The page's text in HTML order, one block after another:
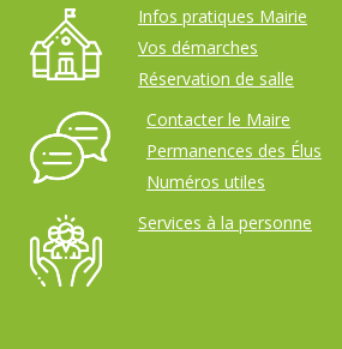
Infos pratiques Mairie
Vos démarches
Réservation de salle
Contacter le Maire
Permanences des Élus
Numéros utiles
Services à la personne